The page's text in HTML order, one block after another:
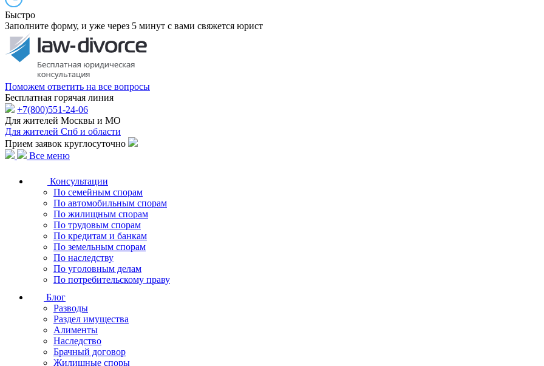
Быстро
Заполните форму, и уже через 5 минут с вами свяжется юрист
Поможем ответить на все вопросы
Бесплатная горячая линия
+7(800)551-24-06
Для жителей Москвы и МО
Для жителей Спб и области
Прием заявок круглосуточно
Все меню
Консультации
По семейным спорам
По автомобильным спорам
По жилищным спорам
По трудовым спорам
По кредитам и банкам
По земельным спорам
По наследству
По уголовным делам
По потребительскому праву
Блог
Разводы
Раздел имущества
Алименты
Наследство
Брачный договор
Жилищные споры